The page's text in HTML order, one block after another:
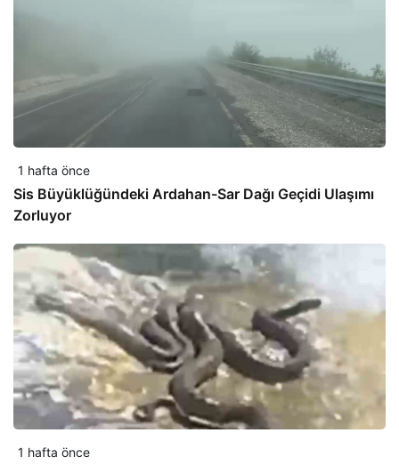
1 hafta önce
Sis Büyüklüğündeki Ardahan-Sar Dağı Geçidi Ulaşımı
Zorluyor
1 hafta önce